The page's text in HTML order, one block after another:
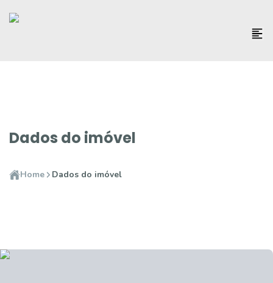
Dados do imóvel
Home Dados do imóvel